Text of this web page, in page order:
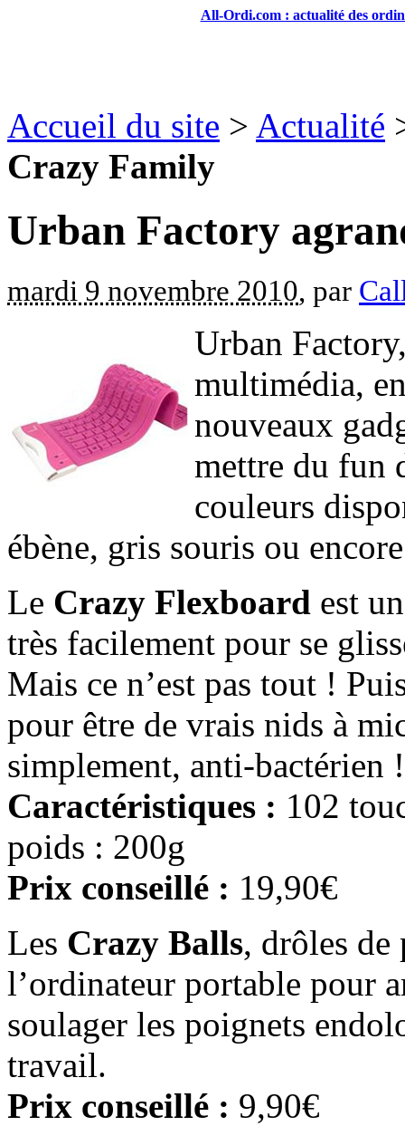
All-Ordi.com : actualité des
Accueil du site > Actualité
Crazy Family
Urban Factory
mardi 9 novembre 2010, par
Urban
multimédia,
nouveaux
mettre du fun
couleurs
ébène, gris souris ou
Le Crazy Flexboard est
très facilement pour se
Mais ce n’est pas tout !
pour être de vrais nids à
simplement, anti-bactérien !
Caractéristiques : 102
poids : 200g
Prix conseillé : 19,90€
Les Crazy Balls, drôles de
l’ordinateur portable pour
soulager les poignets
travail.
Prix conseillé : 9,90€